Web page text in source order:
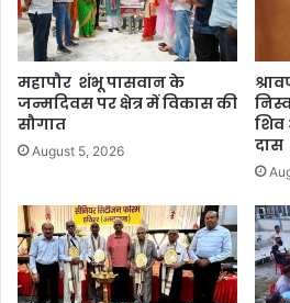
महापौर शंभू पासवान के
जन्मदिवस पर क्षेत्र में विकास की
सौगात
August 5, 2026
शिव
दास